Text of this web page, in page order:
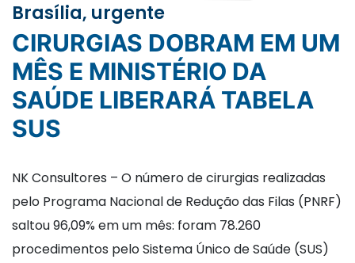
Brasília, urgente
CIRURGIAS DOBRAM EM UM
MÊS E MINISTÉRIO DA
SAÚDE LIBERARÁ TABELA
SUS
NK Consultores – O número de cirurgias realizadas
pelo Programa Nacional de Redução das Filas (PNRF)
saltou 96,09% em um mês: foram 78.260
procedimentos pelo Sistema Único de Saúde (SUS)